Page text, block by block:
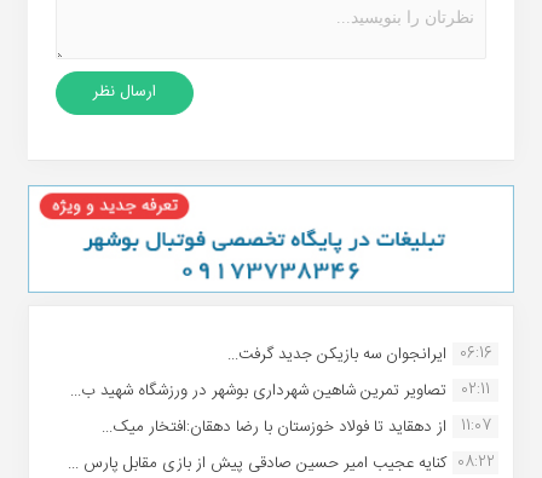
06:16 ایرانجوان سه بازیکن جدید گرفت...
02:11
تصاویر تمرین شاهین شهردارى بوشهر در ورزشگاه شهید ب...
11:07
از دهقاید تا فولاد خوزستان با رضا دهقان:افتخار میک...
08:22 کنایه عجیب امیر حسین صادقی پیش از بازی مقابل پارس ...